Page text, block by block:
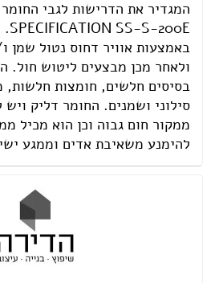
באמצעות אוויר דחוס נטול שמן
ולאחר מכן מבצעים ליטוש חול.
בסיסים חלשים, חומצות חלשות,
סילוני ושמנים. החומר דליק
ממקור חום גבוה וכן הוא מכיל
להימנע משאיבת אדים וממגע